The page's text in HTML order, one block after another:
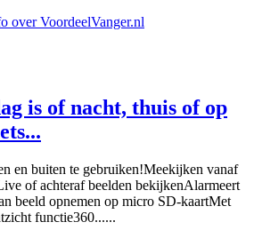
over VoordeelVanger.nl
is of nacht, thuis of op
en buiten te gebruiken!Meekijken vanaf
of achteraf beelden bekijkenAlarmeert
beeld opnemen op micro SD-kaartMet
functie360......